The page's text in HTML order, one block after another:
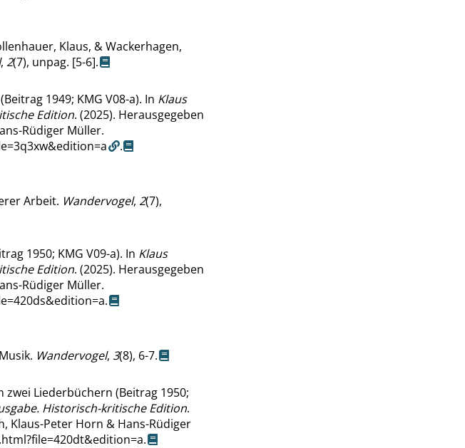
Klaus, & Wackerhagen,
, 2(7), unpag. [5-6].
1949; KMG V08-a). In Klaus
Edition. (2025). Herausgegeben
Rüdiger Müller.
.
Arbeit. Wandervogel, 2(7),
1950; KMG V09-a). In Klaus
Edition. (2025). Herausgegeben
Rüdiger Müller.
.
Wandervogel, 3(8), 6-7.
Liederbüchern (Beitrag 1950;
Historisch-kritische Edition.
Klaus-Peter Horn & Hans-Rüdiger
.